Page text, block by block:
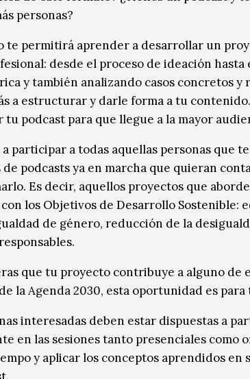
personas?
te permitirá aprender a desarrollar un
desde el proceso de ideación hasta
y también analizando casos concretos y
a estructurar y darle forma a tu
tu podcast para que llegue a la mayor
participar a todas aquellas personas que
podcasts ya en marcha que quieran
Es decir, aquellos proyectos que
los Objetivos de Desarrollo Sostenible:
de género, reducción de la
que tu proyecto contribuye a alguno de
la Agenda 2030, esta oportunidad es para
interesadas deben estar dispuestas a
en las sesiones tanto presenciales como
y aplicar los conceptos aprendidos en